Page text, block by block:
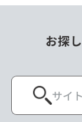
お探